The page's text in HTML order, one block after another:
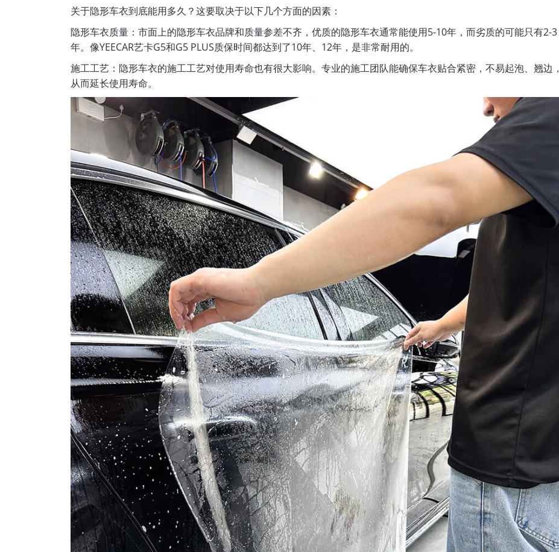
关于隐形车衣到底能用多久？这要取决于以下几个方面的因素：
隐形车衣质量：市面上的隐形车衣品牌和质量参差不齐，优质的隐形车衣通常能使用5-10年，而劣质的可能只有2-3
年。像YEECAR艺卡G5和G5 PLUS质保时间都达到了10年、12年，是非常耐用的。
施工工艺：隐形车衣的施工工艺对使用寿命也有很大影响。专业的施工团队能确保车衣贴合紧密，不易起泡、翘边，
从而延长使用寿命。